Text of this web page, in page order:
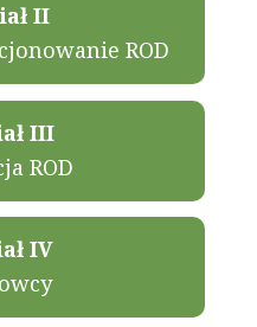
IV
III
ROD
II
ROD